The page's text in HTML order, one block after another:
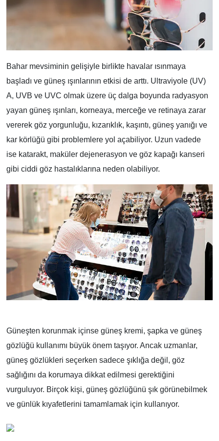
Bahar mevsiminin gelişiyle birlikte havalar ısınmaya
başladı ve güneş ışınlarının etkisi de arttı. Ultraviyole (UV)
A, UVB ve UVC olmak üzere üç dalga boyunda radyasyon
yayan güneş ışınları, korneaya, merceğe ve retinaya zarar
vererek göz yorgunluğu, kızarıklık, kaşıntı, güneş yanığı ve
kar körlüğü gibi problemlere yol açabiliyor. Uzun vadede
ise katarakt, maküler dejenerasyon ve göz kapağı kanseri
gibi ciddi göz hastalıklarına neden olabiliyor.
Güneşten korunmak içinse güneş kremi, şapka ve güneş
gözlüğü kullanımı büyük önem taşıyor. Ancak uzmanlar,
güneş gözlükleri seçerken sadece şıklığa değil, göz
sağlığını da korumaya dikkat edilmesi gerektiğini
vurguluyor. Birçok kişi, güneş gözlüğünü şık görünebilmek
ve günlük kıyafetlerini tamamlamak için kullanıyor.